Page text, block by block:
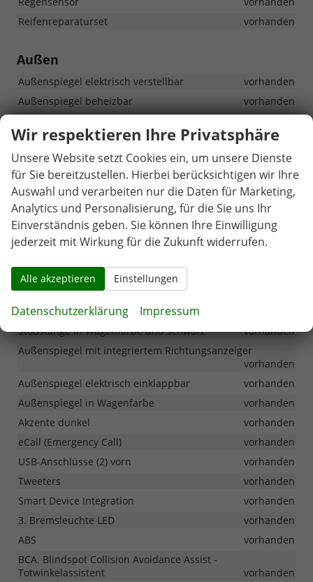
Reifenreparaturset
vorhanden
Außen
Außenspiegel elektrisch verstellbar
vorhanden
Außenspiegel beheizbar
vorhanden
Sonstiges
Frontscheibe akustisch
vorhanden
Frontscheibe hitzeabweisend
vorhanden
Grill dunkel-chromfarbig
vorhanden
Heckklappe automatisch
vorhanden
Radkasten und Seitenscutzstreifen in schwarz
Stoßstange in Wagenfarbe und schwarz
vorhanden
Außenspiegel mit integriertem Richtungsanzeiger
vorhanden
Außenspiegel elektrisch einklappbar
vorhanden
Außenspiegel in Wagenfarbe
vorhanden
Akzente dunkel
vorhanden
eCall (Emergency Call)
vorhanden
USB-Anschlüsse (2) vorn
vorhanden
Tweeters
vorhanden
Smart Device Integration
vorhanden
3. Bremsleuchte LED
vorhanden
ABS
vorhanden
BCA. Blindspot Collision Avoidance Assist -
Totwinkelassistent
vorhanden
Wir respektieren Ihre Privatsphäre
Unsere Website setzt Cookies ein, um unsere Dienste
für Sie bereitzustellen. Hierbei berücksichtigen wir Ihre
Auswahl und verarbeiten nur die Daten für Marketing,
Analytics und Personalisierung, für die Sie uns Ihr
Einverständnis geben. Sie können Ihre Einwilligung
jederzeit mit Wirkung für die Zukunft widerrufen.
Alle akzeptieren Einstellungen
Datenschutzerklärung Impressum